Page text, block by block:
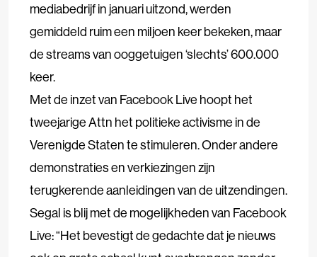
mediabedrijf in januari uitzond, werden
gemiddeld ruim een miljoen keer bekeken, maar
de streams van ooggetuigen ‘slechts’ 600.000
keer.
Met de inzet van Facebook Live hoopt het
tweejarige Attn het politieke activisme in de
Verenigde Staten te stimuleren. Onder andere
demonstraties en verkiezingen zijn
terugkerende aanleidingen van de uitzendingen.
Segal is blij met de mogelijkheden van Facebook
Live: “Het bevestigt de gedachte dat je nieuws